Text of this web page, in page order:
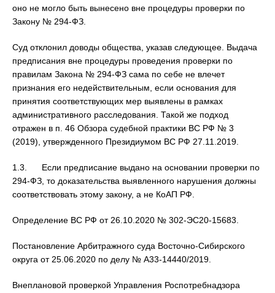
оно не могло быть вынесено вне процедуры проверки по
Закону № 294-ФЗ.
Суд отклонил доводы общества, указав следующее. Выдача
предписания вне процедуры проведения проверки по
правилам Закона № 294-ФЗ сама по себе не влечет
признания его недействительным, если основания для
принятия соответствующих мер выявлены в рамках
административного расследования. Такой же подход
отражен в п. 46 Обзора судебной практики ВС РФ № 3
(2019), утвержденного Президиумом ВС РФ 27.11.2019.
1.3. Если предписание выдано на основании проверки по
294-ФЗ, то доказательства выявленного нарушения должны
соответствовать этому закону, а не КоАП РФ.
Определение ВС РФ от 26.10.2020 № 302-ЭС20-15683.
Постановление Арбитражного суда Восточно-Сибирского
округа от 25.06.2020 по делу № А33-14440/2019.
Внеплановой проверкой Управления Роспотребнадзора